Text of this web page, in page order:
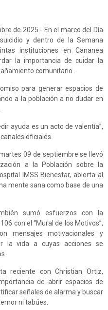
de 2025.- En el marco del Día
y dentro de la Semana
instituciones en Cananea
la importancia de cuidar la
comunitario.
para generar espacios de
a la población a no dudar en
ayuda es un acto de valentía”,
oficiales.
09 de septiembre se llevó
a la Población sobre la
IMSS Bienestar, abierta al
mente sana como base de una
sumó esfuerzos con la
con el “Mural de los Motivos”,
mensajes motivacionales y
la vida a cuyas acciones se
reciente con Christian Ortiz,
de abrir espacios de
señales de alarma y buscar
ni tabúes.